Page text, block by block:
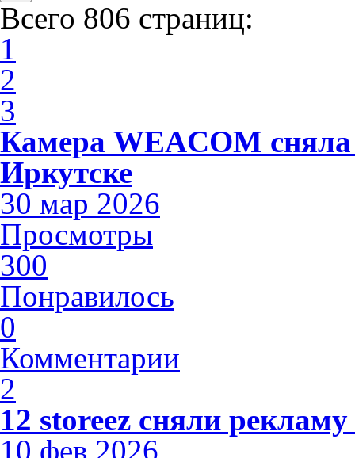
Всего 806 страниц:
1
2
3
Камера WEACOM
Иркутске
30 мар 2026
Просмотры
300
Понравилось
0
Комментарии
2
12 storeez сняли
10 фев 2026